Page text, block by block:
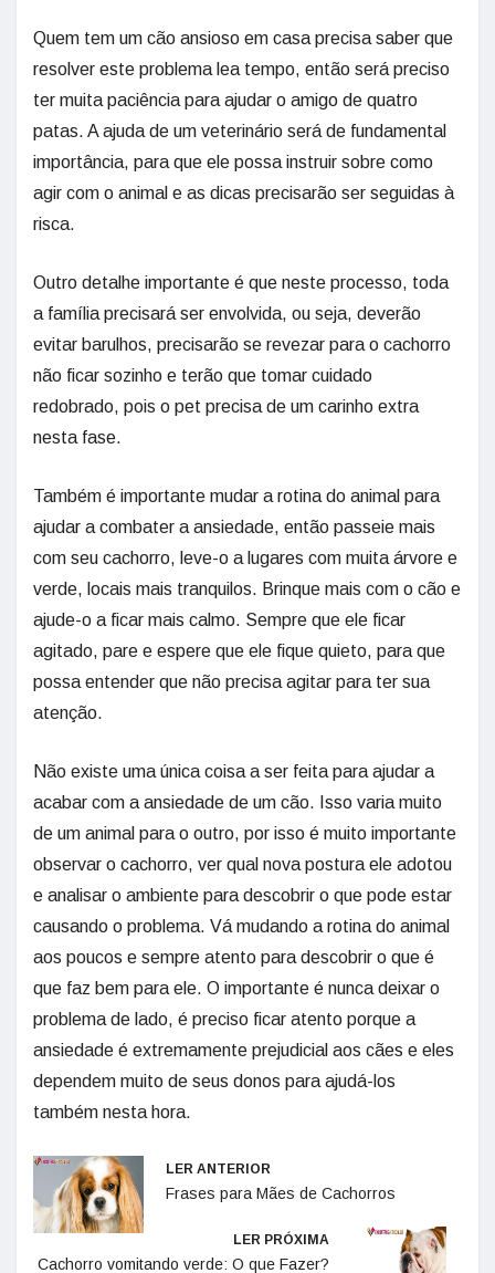
Quem tem um cão ansioso em casa precisa saber que
resolver este problema lea tempo, então será preciso
ter muita paciência para ajudar o amigo de quatro
patas. A ajuda de um veterinário será de fundamental
importância, para que ele possa instruir sobre como
agir com o animal e as dicas precisarão ser seguidas à
risca.
Outro detalhe importante é que neste processo, toda
a família precisará ser envolvida, ou seja, deverão
evitar barulhos, precisarão se revezar para o cachorro
não ficar sozinho e terão que tomar cuidado
redobrado, pois o pet precisa de um carinho extra
nesta fase.
Também é importante mudar a rotina do animal para
ajudar a combater a ansiedade, então passeie mais
com seu cachorro, leve-o a lugares com muita árvore e
verde, locais mais tranquilos. Brinque mais com o cão e
ajude-o a ficar mais calmo. Sempre que ele ficar
agitado, pare e espere que ele fique quieto, para que
possa entender que não precisa agitar para ter sua
atenção.
Não existe uma única coisa a ser feita para ajudar a
acabar com a ansiedade de um cão. Isso varia muito
de um animal para o outro, por isso é muito importante
observar o cachorro, ver qual nova postura ele adotou
e analisar o ambiente para descobrir o que pode estar
causando o problema. Vá mudando a rotina do animal
aos poucos e sempre atento para descobrir o que é
que faz bem para ele. O importante é nunca deixar o
problema de lado, é preciso ficar atento porque a
ansiedade é extremamente prejudicial aos cães e eles
dependem muito de seus donos para ajudá-los
também nesta hora.
LER ANTERIOR
Frases para Mães de Cachorros
LER PRÓXIMA
Cachorro vomitando verde: O que Fazer?